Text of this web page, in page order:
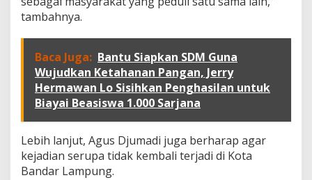
u
g
B
e
l
i
u
n
g
tambahnya.
Baca Juga: Bantu Siapkan SDM Guna
Wujudkan Ketahanan Pangan, Jerry
Hermawan Lo Sisihkan Penghasilan untuk
Biayai Beasiswa 1.000 Sarjana
Lebih lanjut, Agus Djumadi juga berharap agar
kejadian serupa tidak kembali terjadi di Kota
Bandar Lampung.